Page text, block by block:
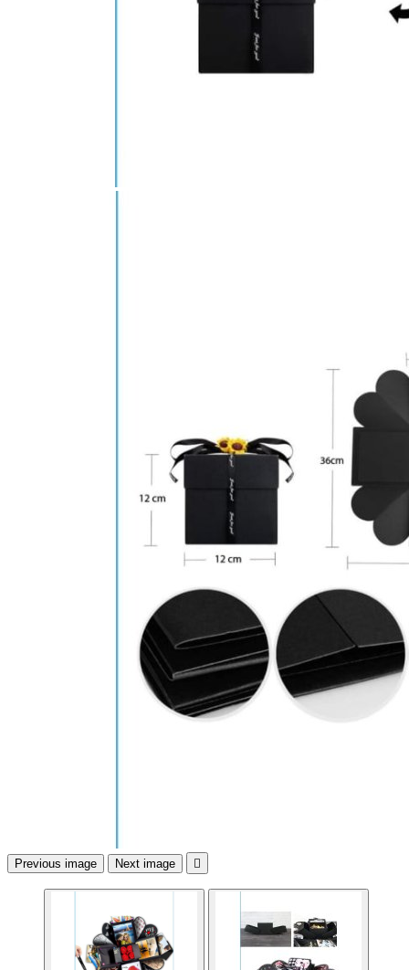
Previous image Next image 